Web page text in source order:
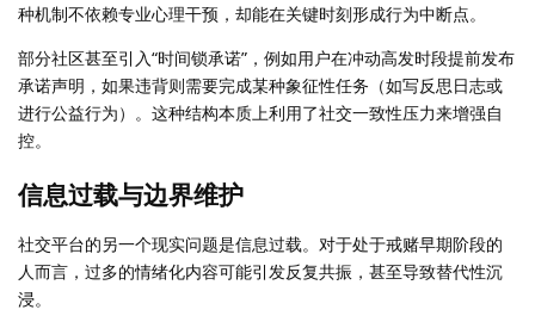
种机制不依赖专业心理干预，却能在关键时刻形成行为中断点。
部分社区甚至引入“时间锁承诺”，例如用户在冲动高发时段提前发布
承诺声明，如果违背则需要完成某种象征性任务（如写反思日志或
进行公益行为）。这种结构本质上利用了社交一致性压力来增强自
控。
信息过载与边界维护
社交平台的另一个现实问题是信息过载。对于处于戒赌早期阶段的
人而言，过多的情绪化内容可能引发反复共振，甚至导致替代性沉
浸。